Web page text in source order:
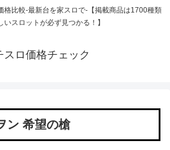
格比較-最新台を家スロで-【掲載商品は1700種類
いスロットが必ず見つかる！】
スロ価格チェック
ン 希望の槍